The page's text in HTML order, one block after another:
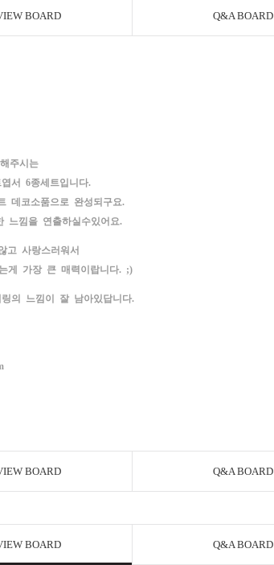
BOARD Q&A BOARD
주시는
서 6종세트입니다.
데코소품으로 완성되구요.
느낌을 연출하실수있어요.
고 사랑스러워서
게 가장 큰 매력이랍니다. ;)
의 느낌이 잘 남아있답니다.
BOARD Q&A BOARD
BOARD Q&A BOARD